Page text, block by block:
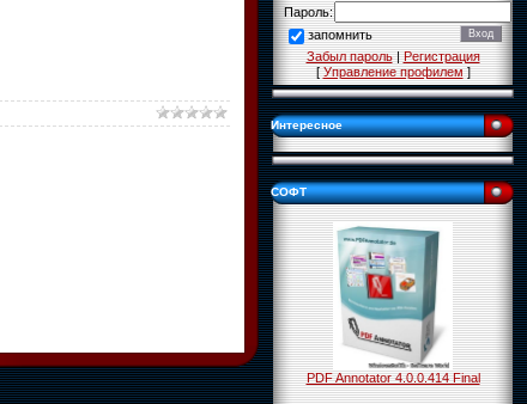
Пароль:
запомнить
Забыл пароль|Регистрация
[Управление профилем]
Интересное
СОФТ
PDF Annotator 4.0.0.414 Final